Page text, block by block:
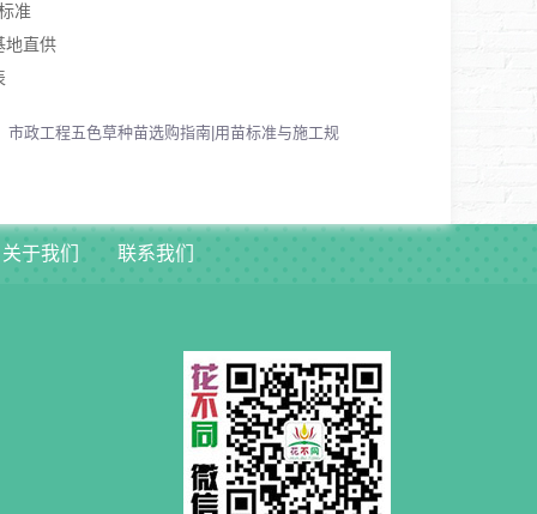
准
地直供
市政工程五色草种苗选购指南|用苗标准与施工规
关于我们 联系我们